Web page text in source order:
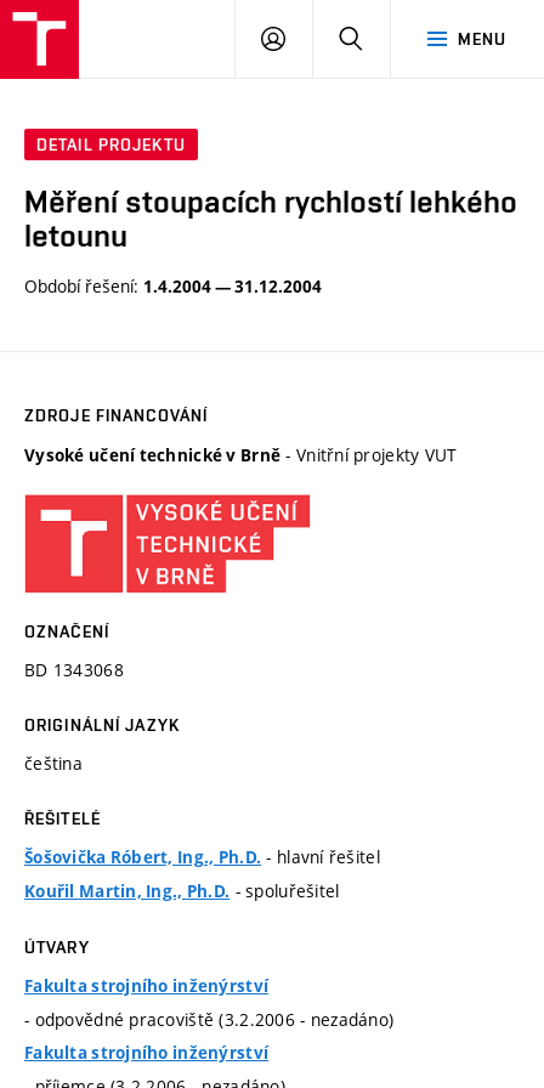
MENU
PŘIHLÁSIT
DETAIL PROJEKTU
Měření stoupacích rychlostí lehkého
letounu
Období řešení: 1.4.2004 — 31.12.2004
ZDROJE FINANCOVÁNÍ
Vysoké učení technické v Brně - Vnitřní projekty VUT
OZNAČENÍ
BD 1343068
ORIGINÁLNÍ JAZYK
čeština
ŘEŠITELÉ
Šošovička Róbert, Ing., Ph.D. - hlavní řešitel
Kouřil Martin, Ing., Ph.D. - spoluřešitel
ÚTVARY
Fakulta strojního inženýrství
- odpovědné pracoviště (3.2.2006 - nezadáno)
Fakulta strojního inženýrství